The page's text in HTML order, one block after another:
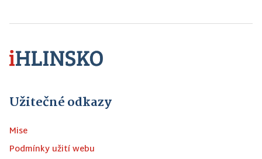
Užitečné odkazy
Mise
Podmínky užití webu